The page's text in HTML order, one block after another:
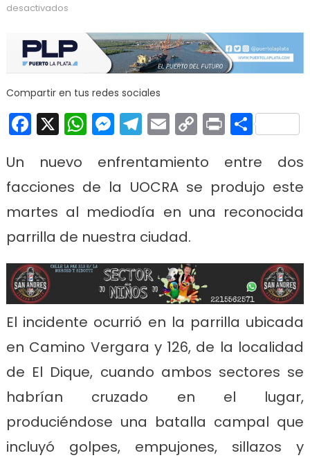
desactivados
Compartir en tus redes sociales
Facebook
X WhatsApp
Messenger
Telegram
EmailCopy
Link
Print
Un nuevo enfrentamiento entre dos
facciones de la UOCRA se produjo este
martes al mediodía en una reconocida
parrilla de nuestra ciudad.
El incidente ocurrió en la parrilla ubicada
en Camino Vergara y 126, de la localidad
de El Dique, cuando ambos sectores se
habrían cruzado en el lugar,
produciéndose una batalla campal que
incluyó golpes, empujones, sillazos y